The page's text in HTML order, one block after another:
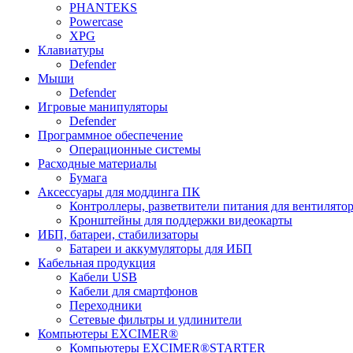
PHANTEKS
Powercase
XPG
Клавиатуры
Defender
Мыши
Defender
Игровые манипуляторы
Defender
Программное обеспечение
Операционные системы
Расходные материалы
Бумага
Аксессуары для моддинга ПК
Контроллеры, разветвители питания для
Кронштейны для поддержки видеокарты
ИБП, батареи, стабилизаторы
Батареи и аккумуляторы для ИБП
Кабельная продукция
Кабели USB
Кабели для смартфонов
Переходники
Сетевые фильтры и удлинители
Компьютеры EXCIMER®
Компьютеры EXCIMER®STARTER